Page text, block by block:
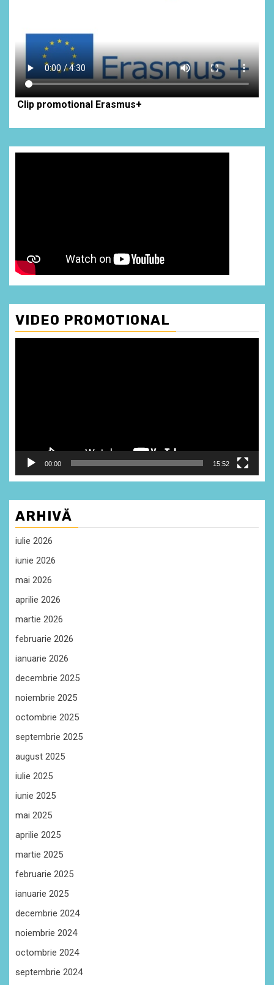
Clip promotional Erasmus+
VIDEO PROMOTIONAL
00:00 15:52
ARHIVĂ
iulie 2026
iunie 2026
mai 2026
aprilie 2026
martie 2026
februarie 2026
ianuarie 2026
decembrie 2025
noiembrie 2025
octombrie 2025
septembrie 2025
august 2025
iulie 2025
iunie 2025
mai 2025
aprilie 2025
martie 2025
februarie 2025
ianuarie 2025
decembrie 2024
noiembrie 2024
octombrie 2024
septembrie 2024